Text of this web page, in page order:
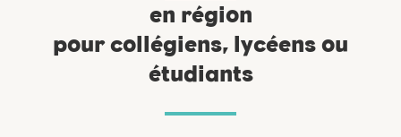
en région
pour collégiens, lycéens ou
étudiants